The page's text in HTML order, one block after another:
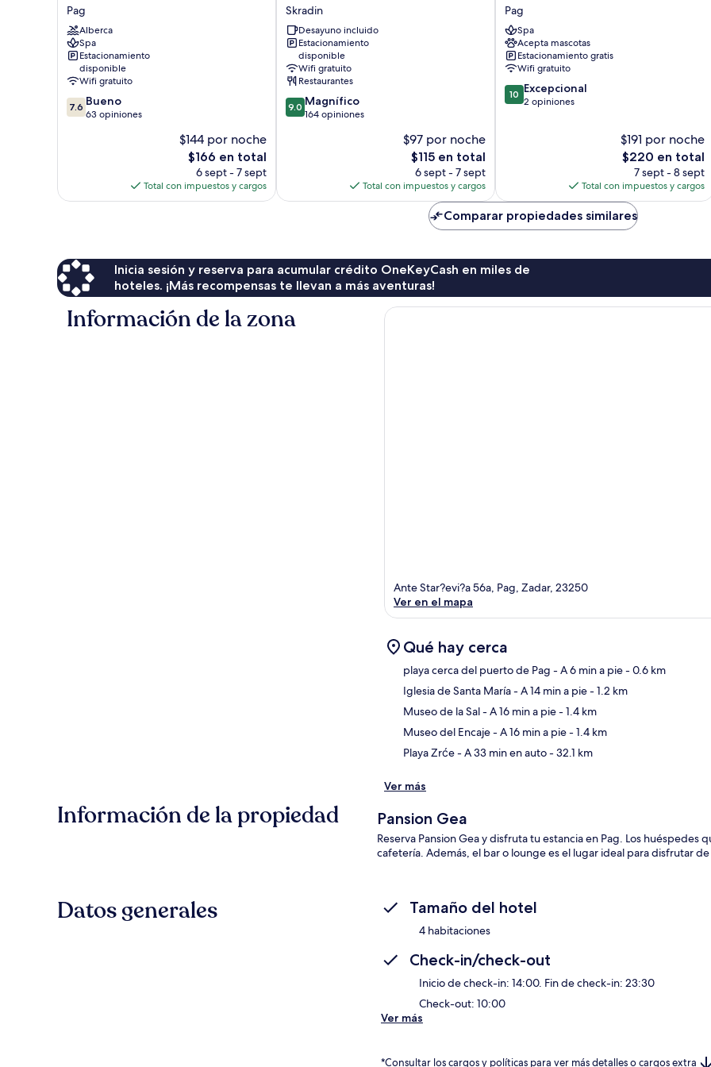
Hotel
Pagus
Pag
Pag
Alberca
Spa
Estacionamiento
disponible
Wifi gratuito
7.6
de
7.6 Bueno
63 opiniones
$144 por noche
El
precio
actual
es
$166 en total
6 sept - 7 sept
Total con impuestos y cargos
Skradinski
Buk
Skradin
Skradin
Desayuno incluido
Estacionamiento
disponible
Wifi gratuito
Restaurantes
9.0
de
9.0 Magnífico
164 opiniones
$97 por noche
El
precio
actual
es
$115
$115 en total
6 sept - 7 sept
Total con impuestos y cargos
House
Pag
Pag
Spa
Acepta mascotas
Estacionamiento gratis
Wifi gratuito
10.0
de
10 Excepcional
2 opiniones
$191 por noche
El
precio
actual
es
de
$220
$220 en total
7 sept - 8 sept
Total con impuestos y cargos
Comparar propiedades similares
Inicia sesión y reserva para acumular crédito OneKeyCash en miles de
hoteles. ¡Más recompensas te llevan a más aventuras!
Información de la zona
Ante Star?evi?a 56a, Pag, Zadar, 23250
Ver en el mapa
Qué hay cerca
playa cerca del puerto de Pag - A 6 min a pie- 0.6 km
Iglesia de Santa María- A 14 min a pie- 1.2 km
Museo de la Sal- A 16 min a pie- 1.4 km
Museo del Encaje- A 16 min a pie- 1.4 km
Playa Zrće- A 33 min en auto- 32.1 km
Ver más
Información de la propiedad Pansion Gea
Reserva Pansion Gea y disfruta tu estancia en Pag. Los
cafetería. Además, el bar o lounge es el lugar ideal para disfrutar
Datos generales Tamaño del hotel
4 habitaciones
Check-in/check-out
Inicio de check-in: 14:00. Fin de check-in: 23:30
Check-out: 10:00
Ver más
*Consultar los cargos y políticas para ver más detalles o cargos extra